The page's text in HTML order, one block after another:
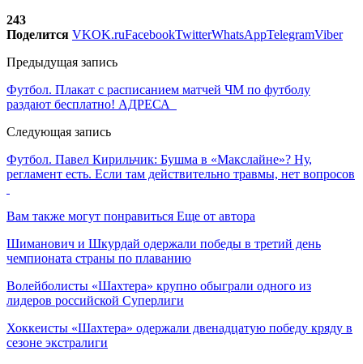
243
Поделится VKOK.ruFacebookTwitterWhatsAppTelegramViber
Предыдущая запись
Футбол. Плакат с расписанием матчей ЧМ по футболу
раздают бесплатно! АДРЕСА
Следующая запись
Футбол. Павел Кирильчик: Бушма в «Макслайне»? Ну,
регламент есть. Если там действительно травмы, нет вопросов
Вам также могут понравиться Еще от автора
Шиманович и Шкурдай одержали победы в третий день
чемпионата страны по плаванию
Волейболисты «Шахтера» крупно обыграли одного из
лидеров российской Суперлиги
Хоккеисты «Шахтера» одержали двенадцатую победу кряду в
сезоне экстралиги